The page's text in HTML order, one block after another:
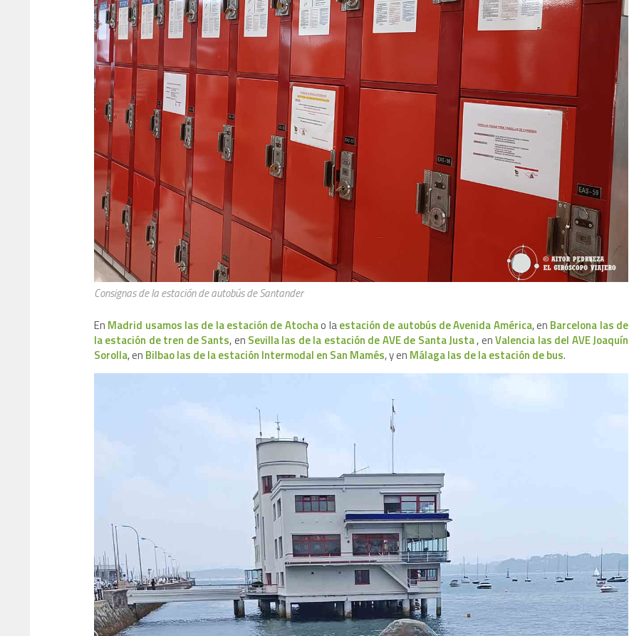
Consignas de la estación de autobús de Santander
En Madrid usamos las de la estación de Atochao laestación de autobús de Avenida América, en Barcelona las de
la estación de tren de Sants, en Sevilla las de la estación de AVE de Santa Justa, enValencia las del AVE Joaquín
Sorolla, en Bilbao las de la estación Intermodal en San Mamés, y en Málaga las de la estación de bus.